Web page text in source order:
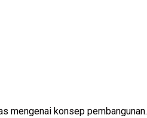
mengenai konsep pembangunan.